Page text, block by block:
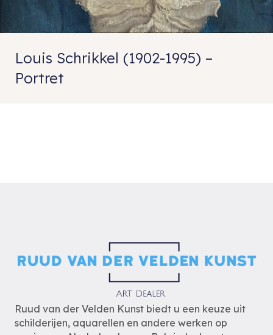
Louis Schrikkel (1902-1995) –
Portret
Ruud van der Velden Kunst biedt u een keuze uit
schilderijen, aquarellen en andere werken op